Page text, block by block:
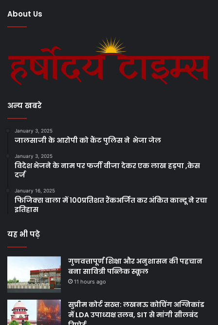
About Us
अन्य खबरे
January 3, 2025
जालसाजी के आरोपी को कैंट पुलिस ने भेजा जेल
January 3, 2025
विदेश भेजने के नाम पर फर्जी वीजा देकर एक लाख हड़पा ,केस
दर्ज
January 16, 2025
फिजिक्स वाला में 100प्रतिशत रैंकअर्जित कर अंकित कान्दू ने रचा
इतिहास
यह भी पढ़े
गुणवत्तापूर्ण शिक्षा और अनुशासन की पहचान
बना सावित्री पब्लिक स्कूल
11 hours ago
सुप्रीम कोर्ट सख्त: लखनऊ कोचिंग अग्निकांड
में LDA उपाध्यक्ष तलब, SIT से मांगी सीलबंद